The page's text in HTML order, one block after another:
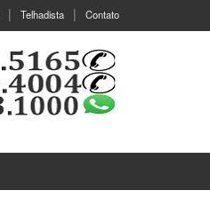
Telhadista Contato